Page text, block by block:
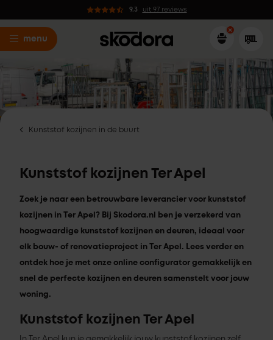
9.3 uit 97 reviews
menu
Kunststof kozijnen in de buurt
Kunststof kozijnen Ter Apel
Zoek je naar een betrouwbare leverancier voor kunststof
kozijnen in Ter Apel? Bij Skodora.nl ben je verzekerd van
hoogwaardige kunststof kozijnen en deuren, ideaal voor
elk bouw- of renovatieproject in Ter Apel. Lees verder en
ontdek hoe je met onze online configurator gemakkelijk en
snel de perfecte kozijnen en deuren samenstelt voor jouw
woning.
Kunststof kozijnen Ter Apel